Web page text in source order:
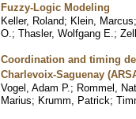
Fuzzy-Logic Modeling
Keller, Roland; Klein, Marcus
O. ; Thasler, Wolfgang E. ;
Coordination and timing
Charlevoix-Saguenay
Vogel, Adam P. ; Rommel,
Marius; Krumm, Patrick;